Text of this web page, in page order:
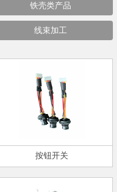
铁壳类产品
线束加工
按钮开关